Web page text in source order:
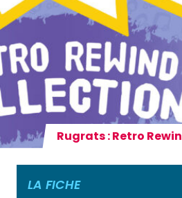
Rugrats : Retro
LA FICHE